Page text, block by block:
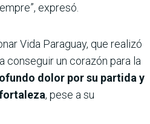
expresó.
Vida Paraguay, que realizó
conseguir un corazón para la
dolor por su partida y
, pese a su